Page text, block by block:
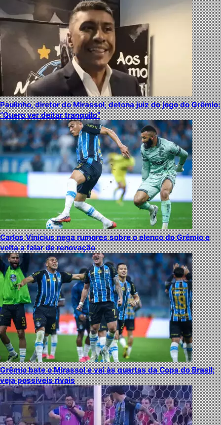
Paulinho, diretor do Mirassol, detona juiz do jogo do Grêmio:
“Quero ver deitar tranquilo”
Carlos Vinícius nega rumores sobre o elenco do Grêmio e
volta a falar de renovação
Grêmio bate o Mirassol e vai às quartas da Copa do Brasil;
veja possíveis rivais